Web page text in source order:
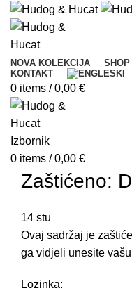
NOVA KOLEKCIJA SHOP
KONTAKT
0 items / 0,00 €
Izbornik
0 items / 0,00 €
Zaštićeno:
14 stu
Ovaj sadržaj je
ga vidjeli unesite
Lozinka: